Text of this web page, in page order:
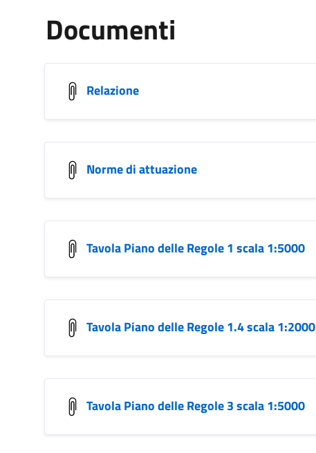
Documenti
Relazione
Norme di attuazione
Tavola Piano delle Regole 1 scala 1:5000
Tavola Piano delle Regole 1.4 scala 1:2000
Tavola Piano delle Regole 3 scala 1:5000